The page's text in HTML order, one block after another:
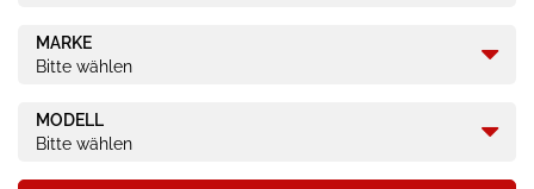
MARKE
Bitte wählen
MODELL
Bitte wählen